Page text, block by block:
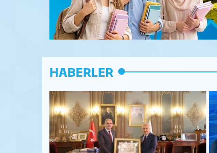
HABERLER
1 Temmuz 2026 Tarihi İtibarıyla “Tam
Kampüs” Uygulaması Başladı
08 Mayıs 2026